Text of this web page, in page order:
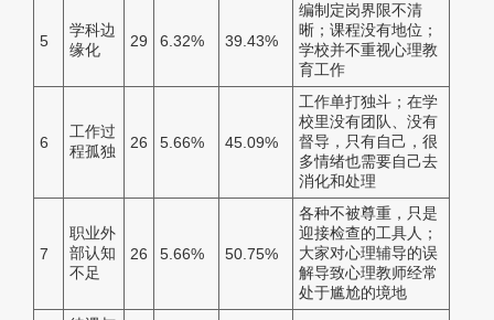
5
学科边
缘化
29 6.32% 39.43%
编制定岗界限不清
晰；课程没有地位；
学校并不重视心理教
育工作
6
工作过
程孤独
26 5.66% 45.09%
工作单打独斗；在学
校里没有团队、没有
督导，只有自己，很
多情绪也需要自己去
消化和处理
7
职业外
部认知
不足
26 5.66% 50.75%
各种不被尊重，只是
迎接检查的工具人；
大家对心理辅导的误
解导致心理教师经常
处于尴尬的境地